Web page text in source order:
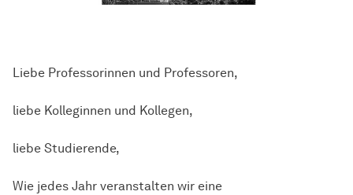
Liebe Professorinnen und Professoren,
liebe Kolleginnen und Kollegen,
liebe Studierende,
Wie jedes Jahr veranstalten wir eine